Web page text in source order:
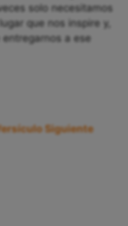
solo necesitamos
que nos inspire y,
a ese
Siguiente